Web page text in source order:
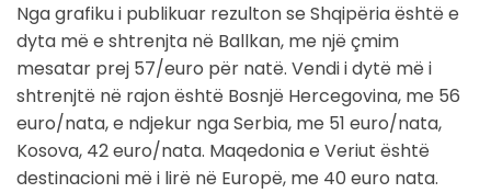
Nga grafiku i publikuar rezulton se Shqipëria është e
dyta më e shtrenjta në Ballkan, me një çmim
mesatar prej 57/euro për natë. Vendi i dytë më i
shtrenjtë në rajon është Bosnjë Hercegovina, me 56
euro/nata, e ndjekur nga Serbia, me 51 euro/nata,
Kosova, 42 euro/nata. Maqedonia e Veriut është
destinacioni më i lirë në Europë, me 40 euro nata.